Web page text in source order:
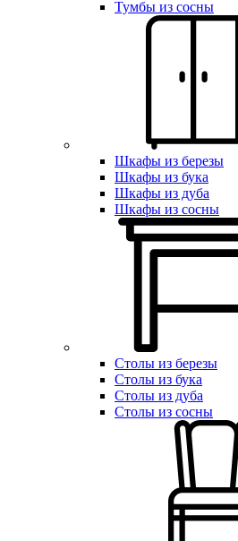
Тумбы из сосны
Шкафы из березы
Шкафы из бука
Шкафы из дуба
Шкафы из сосны
Столы из березы
Столы из бука
Столы из дуба
Столы из сосны